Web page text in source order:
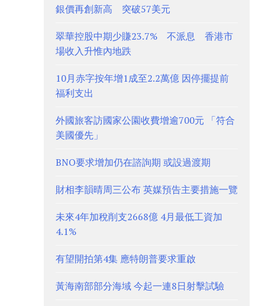
銀價再創新高 突破57美元
翠華控股中期少賺23.7% 不派息 香港市
場收入升惟內地跌
10月赤字按年增1成至2.2萬億 因停擺提前
福利支出
外國旅客訪國家公園收費增逾700元 「符合
美國優先」
BNO要求增加仍在諮詢期 或設過渡期
財相李韻晴周三公布 英媒預告主要措施一覽
未來4年加稅削支2668億 4月最低工資加
4.1%
有望開拍第4集 應特朗普要求重啟
黃海南部部分海域 今起一連8日射擊試驗